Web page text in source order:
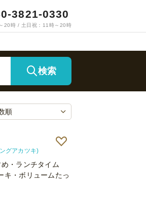
3821-0330
20時 / 土日祝：11時～20時
検索
グアカツキ)
・ランチタイム
・ボリュームたっ